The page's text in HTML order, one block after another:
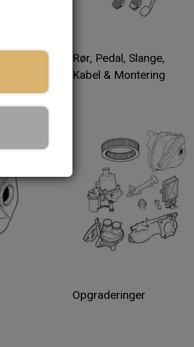
Rør, Pedal, Slange,
Kabel & Montering
Opgraderinger